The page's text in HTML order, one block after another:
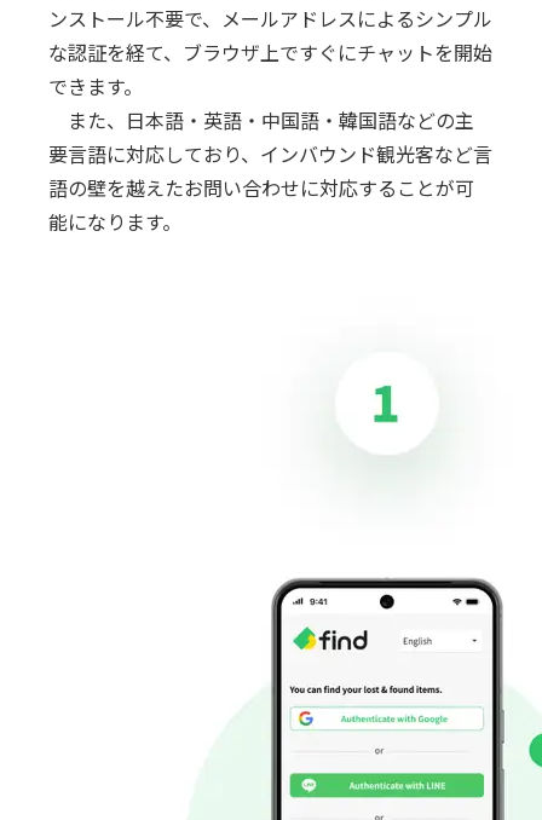
ンストール不要で、メールアドレスによるシンプル
な認証を経て、ブラウザ上ですぐにチャットを開始
できます。
また、日本語・英語・中国語・韓国語などの主
要言語に対応しており、インバウンド観光客など言
語の壁を越えたお問い合わせに対応することが可
能になります。